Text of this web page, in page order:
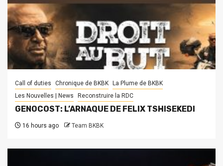
Call of duties Chronique de BKBK
La Plume de BKBK
Les Nouvelles | News
Reconstruire la RDC
GENOCOST: L’ARNAQUE DE FELIX TSHISEKEDI
16 hours ago Team BKBK